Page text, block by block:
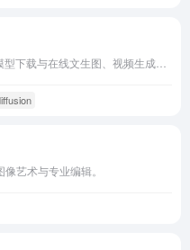
艺术与专业编辑。